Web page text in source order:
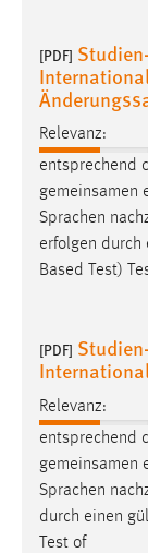
[PDF]
Relevanz:
entsprechend
gemeinsamen
Sprachen
erfolgen durch
Based Test)
[PDF]
Relevanz:
entsprechend
gemeinsamen
Sprachen
durch einen
Test of
Cookie
3 Monate
Name:
_fbp
Anbieter:
Facebook
3 Monate
Um Inhalte